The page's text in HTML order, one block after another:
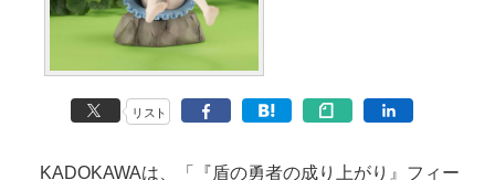
リスト
KADOKAWAは、「『盾の勇者の成り上がり』フィー